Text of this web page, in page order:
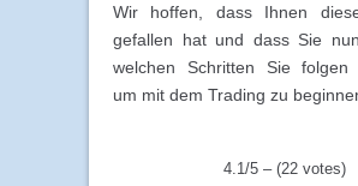
Wir hoffen, dass Ihnen
gefallen hat und dass Sie nun
welchen Schritten Sie folgen
um mit dem Trading zu
4.1/5 – (22 votes)